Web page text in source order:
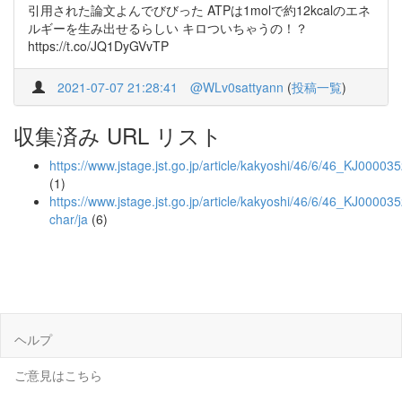
引用された論文よんでびびった ATPは1molで約12kcalのエネ
ルギーを生み出せるらしい キロついちゃうの！？
https://t.co/JQ1DyGVvTP
2021-07-07 21:28:41 @WLv0sattyann (投稿一覧)
収集済み URL リスト
https://www.jstage.jst.go.jp/article/kakyoshi/46/6/
(1)
https://www.jstage.jst.go.jp/article/kakyoshi/46/6/
char/ja (6)
ヘルプ
ご意見はこちら